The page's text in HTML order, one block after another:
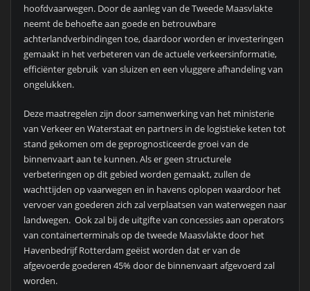
hoofdvaarwegen. Door de aanleg van de Tweede Maasvlakte
neemt de behoefte aan goede en betrouwbare
achterlandverbindingen toe, daardoor worden er investeringen
gemaakt in het verbeteren van de actuele verkeersinformatie,
efficiënter gebruik van sluizen en een vluggere afhandeling van
ongelukken.
Deze maatregelen zijn door samenwerking van het ministerie
van Verkeer en Waterstaat en partners in de logistieke keten tot
stand gekomen om de geprognosticeerde groei van de
binnenvaart aan te kunnen. Als er geen structurele
verbeteringen op dit gebied worden gemaakt, zullen de
wachttijden op vaarwegen en in havens oplopen waardoor het
vervoer van goederen zich zal verplaatsen van waterwegen naar
landwegen. Ook zal bij de uitgifte van concessies aan operators
van containerterminals op de tweede Maasvlakte door het
Havenbedrijf Rotterdam geëist worden dat er van de
afgevoerde goederen 45% door de binnenvaart afgevoerd zal
worden.